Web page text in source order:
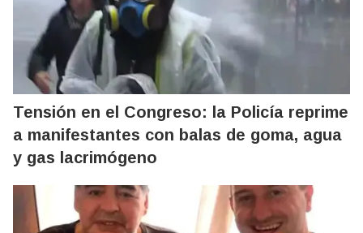
Tensión en el Congreso: la Policía reprime
a manifestantes con balas de goma, agua
y gas lacrimógeno